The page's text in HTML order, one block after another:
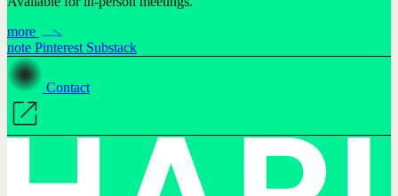
more
note Pinterest Substack
Contact